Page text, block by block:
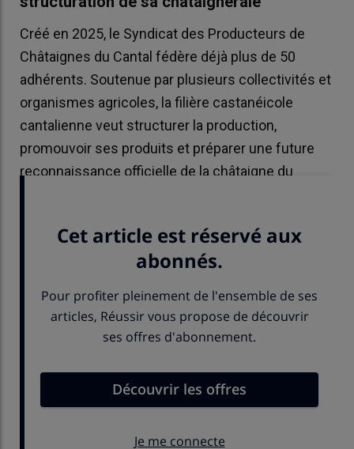
Créé en 2025, le Syndicat des Producteurs de
Châtaignes du Cantal fédère déjà plus de 50
adhérents. Soutenue par plusieurs collectivités et
organismes agricoles, la filière castanéicole
cantalienne veut structurer la production,
promouvoir ses produits et préparer une future
reconnaissance officielle de la châtaigne du